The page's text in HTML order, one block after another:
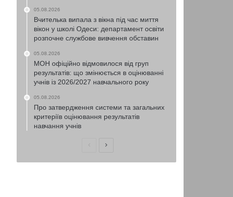
05.08.2026
Вчителька випала з вікна під час миття
вікон у школі Одеси: департамент освіти
розпочне службове вивчення обставин
05.08.2026
МОН офіційно відмовилося від груп
результатів: що змінюється в оцінюванні
учнів із 2026/2027 навчального року
05.08.2026
Про затвердження системи та загальних
критеріїв оцінювання результатів
навчання учнів
ПопередняНаступна